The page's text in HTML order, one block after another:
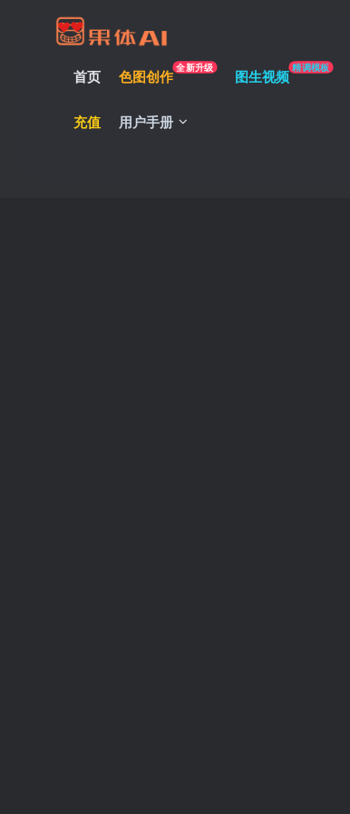
首页 色图创作 全新升级 图生视频 精调模板
充值 用户手册